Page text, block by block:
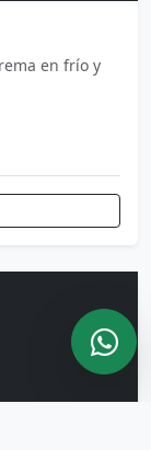
en frío y